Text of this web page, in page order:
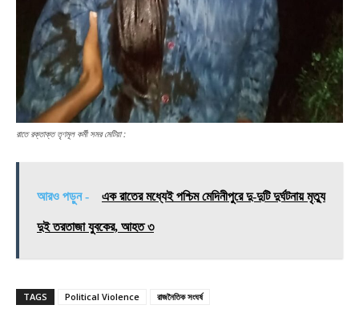
রাতে রক্তাক্ত তৃণমূল কর্মী সমর মেটিয়া :
আরও পড়ুন - এক রাতের মধ্যেই পশ্চিম মেদিনীপুরে দু-দুটি দুর্ঘটনায় মৃত্যু
দুই তরতাজা যুবকের, আহত ৩
TAGS Political Violence রাজনৈতিক সংঘর্ষ